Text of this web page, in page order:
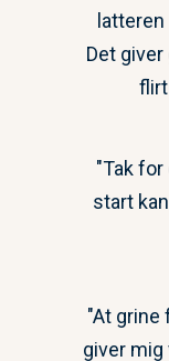
Det
"Tak
start
"At
giver mig